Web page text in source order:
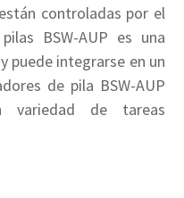
controladas por el
BSW-AUP es una
puede integrarse en un
de pila BSW-AUP
variedad de tareas